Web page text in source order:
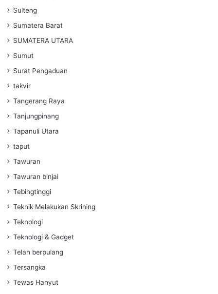
Sulteng
Sumatera Barat
SUMATERA UTARA
Sumut
Surat Pengaduan
takvir
Tangerang Raya
Tanjungpinang
Tapanuli Utara
taput
Tawuran
Tawuran binjai
Tebingtinggi
Teknik Melakukan Skrining
Teknologi
Teknologi & Gadget
Telah berpulang
Tersangka
Tewas Hanyut